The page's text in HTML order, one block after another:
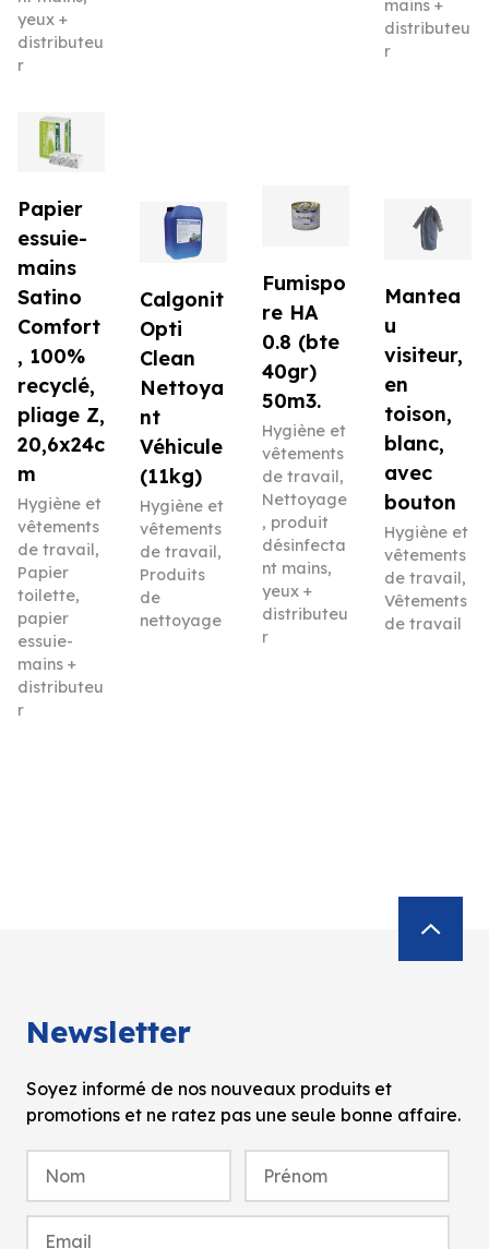
yeux +
distributeu
r
mains +
distributeu
r
Papier
essuie-
mains
Satino
Comfort
, 100%
recyclé,
pliage Z,
20,6x24c
m
Hygiène et
vêtements
de travail,
Papier
toilette,
papier
essuie-
mains +
distributeu
r
Calgonit
Opti
Clean
Nettoya
nt
Véhicule
(11kg)
Hygiène et
vêtements
de travail,
Produits
de
nettoyage
Fumispo
re HA
0.8 (bte
40gr)
50m3.
Hygiène et
vêtements
de travail,
Nettoyage
, produit
désinfecta
nt mains,
yeux +
distributeu
r
Mantea
u
visiteur,
en
toison,
blanc,
avec
bouton
Hygiène et
vêtements
de travail,
Vêtements
de travail
Newsletter
Soyez informé de nos nouveaux produits et
promotions et ne ratez pas une seule bonne affaire.